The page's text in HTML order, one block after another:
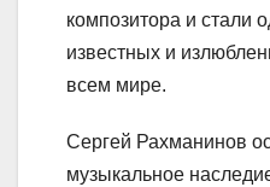
композитора и стали
известных и
всем мире.
Сергей Рахманинов
музыкальное